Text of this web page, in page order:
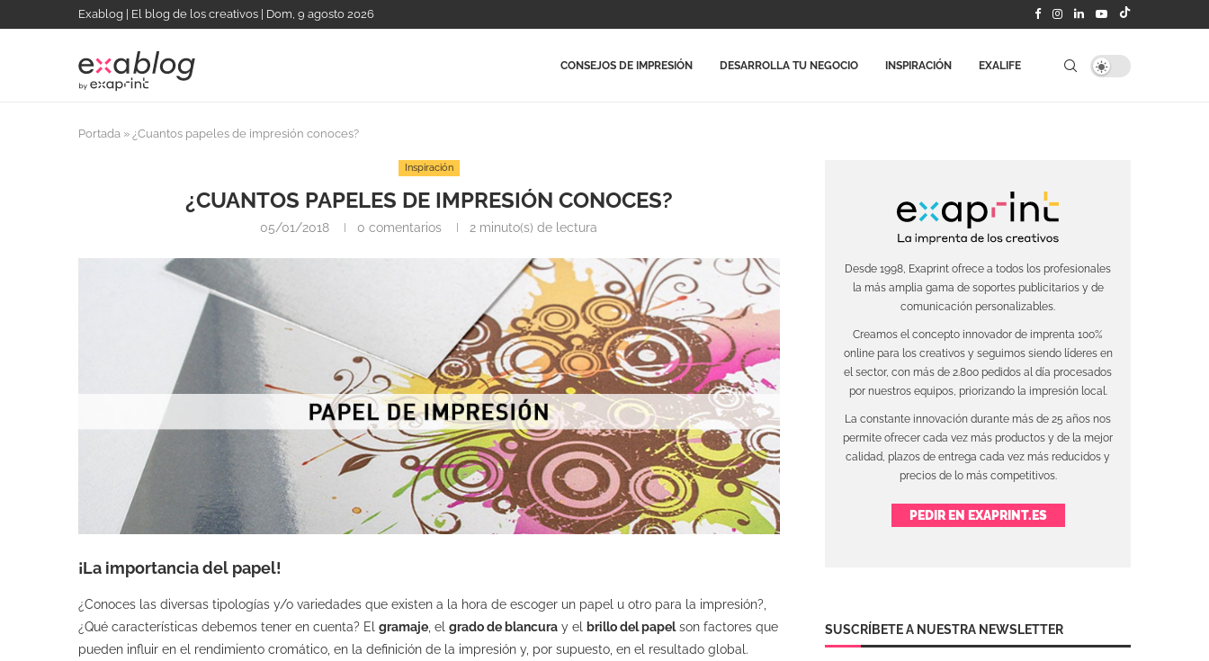
Exablog | El blog de los creativos | Dom, 9 agosto 2026
CONSEJOS DE IMPRESIÓN DESARROLLA TU NEGOCIO INSPIRACIÓN EXALIFE
Portada » ¿Cuantos papeles de impresión conoces?
Inspiración
¿CUANTOS PAPELES DE IMPRESIÓN CONOCES?
05/01/2018 0 comentarios 2 minuto(s) de lectura
¡La importancia del papel!
¿Conoces las diversas tipologías y/o variedades que existen a la hora de escoger un papel u otro para la impresión?,
¿Qué características debemos tener en cuenta? El gramaje , el grado de blancura y el brillodel papelson factores que
pueden influir en el rendimiento cromático, en la definición de la impresión y, por supuesto, en el resultado global.
Desde 1998, Exaprint ofrece a todos los profesionales
la más amplia gama de soportes publicitarios y de
comunicación personalizables.
Creamos el concepto innovador de imprenta 100%
online para los creativos y seguimos siendo líderes en
el sector, con más de 2.800 pedidos al día procesados
por nuestros equipos, priorizando la impresión local.
La constante innovación durante más de 25 años nos
permite ofrecer cada vez más productos y de la mejor
calidad, plazos de entrega cada vez más reducidos y
precios de lo más competitivos.
PEDIR EN EXAPRINT.ES
SUSCRÍBETE A NUESTRA NEWSLETTER